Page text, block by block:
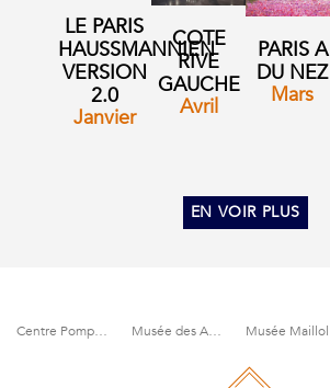
LE PARIS
HAUSSMANNIEN
VERSION
2.0
Janvier
COTE
RIVE
GAUCHE
Avril
PARIS A
DU NEZ
Mars
EN VOIR PLUS
Centre Pompidou Musée des Arts Forains Musée Maillol